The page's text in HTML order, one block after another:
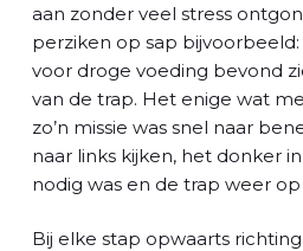
aan zonder veel stress
perziken op sap
voor droge voeding bevond
van de trap. Het enige wat
zo’n missie was snel naar
naar links kijken, het donker
nodig was en de trap weer
Bij elke stap opwaarts